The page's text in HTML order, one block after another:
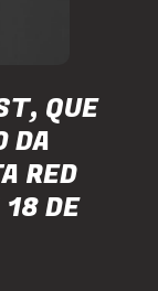
QUE
DA
RED
18 DE